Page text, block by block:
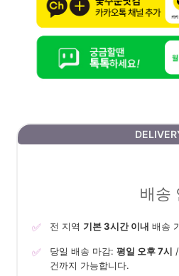
배송
✅ 전 지역 기본 3시간 이내 배송
✅ 당일 배송 마감: 평일 오후 7시 /
건까지 가능합니다.